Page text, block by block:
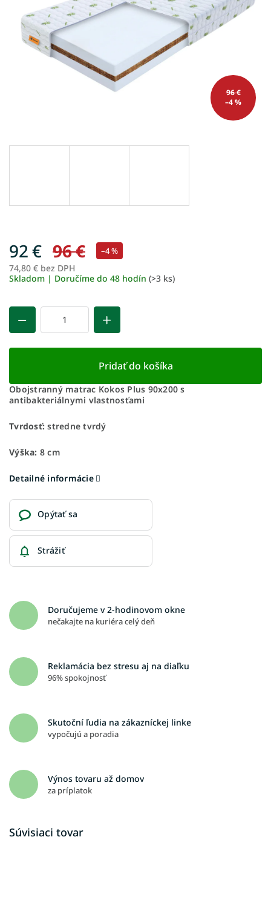
96 €
–4 %
96 € –4 %
92 €
74,80 € bez DPH
Skladom | Doručíme do 48 hodín (>3 ks)
Pridať do košíka
Obojstranný matrac Kokos Plus 90x200 s
antibakteriálnymi vlastnosťami
Tvrdosť: stredne tvrdý
Výška: 8 cm
Detailné informácie
Opýtať sa
Strážiť
Doručujeme v 2-hodinovom okne
nečakajte na kuriéra celý deň
Reklamácia bez stresu aj na diaľku
96% spokojnosť
Skutoční ľudia na zákazníckej linke
vypočujú a poradia
Výnos tovaru až domov
za príplatok
Súvisiaci tovar